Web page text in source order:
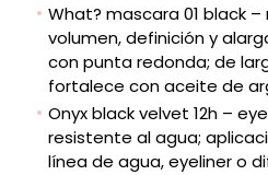
What? mascara 01 black
volumen, definición y
con punta redonda; de
fortalece con aceite de
Onyx black velvet 12h –
resistente al agua;
línea de agua, eyeliner o